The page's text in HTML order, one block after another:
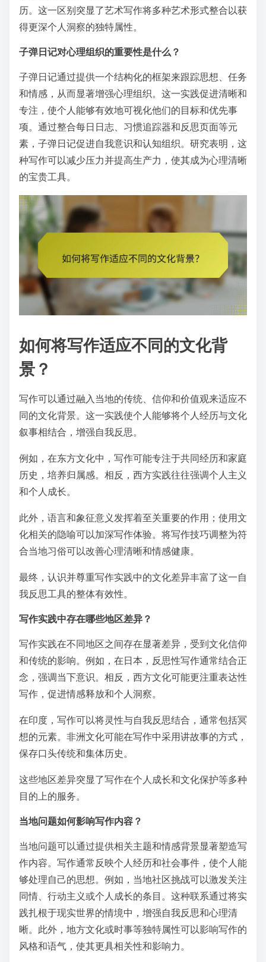
历。这一区别突显了艺术写作将多种艺术形式整合以获
得更深个人洞察的独特属性。
子弹日记对心理组织的重要性是什么？
子弹日记通过提供一个结构化的框架来跟踪思想、任务
和情感，从而显著增强心理组织。这一实践促进清晰和
专注，使个人能够有效地可视化他们的目标和优先事
项。通过整合每日日志、习惯追踪器和反思页面等元
素，子弹日记促进自我意识和认知组织。研究表明，这
种写作可以减少压力并提高生产力，使其成为心理清晰
的宝贵工具。
如何将写作适应不同的文化背
景？
写作可以通过融入当地的传统、信仰和价值观来适应不
同的文化背景。这一实践使个人能够将个人经历与文化
叙事相结合，增强自我反思。
例如，在东方文化中，写作可能专注于共同经历和家庭
历史，培养归属感。相反，西方实践往往强调个人主义
和个人成长。
此外，语言和象征意义发挥着至关重要的作用；使用文
化相关的隐喻可以加深写作体验。将写作技巧调整为符
合当地习俗可以改善心理清晰和情感健康。
最终，认识并尊重写作实践中的文化差异丰富了这一自
我反思工具的整体有效性。
写作实践中存在哪些地区差异？
写作实践在不同地区之间存在显著差异，受到文化信仰
和传统的影响。例如，在日本，反思性写作通常结合正
念，强调当下意识。相反，西方文化可能更注重表达性
写作，促进情感释放和个人洞察。
在印度，写作可以将灵性与自我反思结合，通常包括冥
想的元素。非洲文化可能在写作中采用讲故事的方式，
保存口头传统和集体历史。
这些地区差异突显了写作在个人成长和文化保护等多种
目的上的服务。
当地问题如何影响写作内容？
当地问题可以通过提供相关主题和情感背景显著塑造写
作内容。写作通常反映个人经历和社会事件，使个人能
够处理自己的思想。例如，当地社区挑战可以激发关注
同情、行动主义或个人成长的条目。这种联系通过将实
践扎根于现实世界的情境中，增强自我反思和心理清
晰。此外，地方文化或时事等独特属性可以影响写作的
风格和语气，使其更具相关性和影响力。